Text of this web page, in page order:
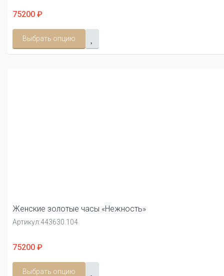
75200 ₽
Выбрать опцию
Женские золотые часы «Нежность»
Артикул:443630.104
75200 ₽
Выбрать опцию